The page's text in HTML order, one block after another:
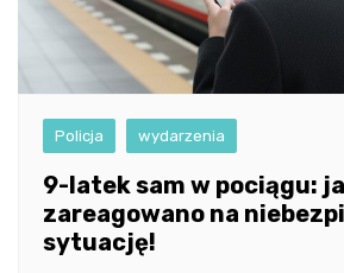
Policja wydarzenia
9-latek sam w pociągu:
zareagowano na
sytuację!